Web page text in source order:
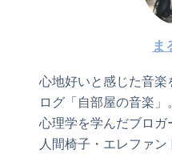
ま
心地好いと感じた音
ログ「自部屋の音楽
心理学を学んだブロガ
人間椅子・エレファ